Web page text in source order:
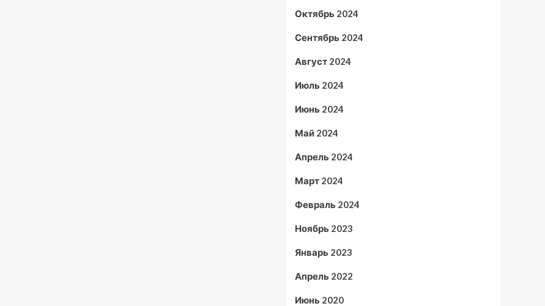
Октябрь 2024
Сентябрь 2024
Август 2024
Июль 2024
Июнь 2024
Май 2024
Апрель 2024
Март 2024
Февраль 2024
Ноябрь 2023
Январь 2023
Апрель 2022
Июнь 2020